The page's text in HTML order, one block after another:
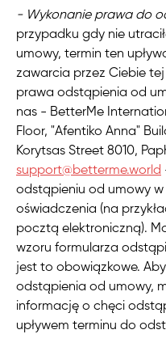
- Wykonanie prawa do
przypadku gdy nie
umowy, termin ten
zawarcia przez Ciebie
prawa odstąpienia od
nas - BetterMe
Floor, "Afentiko Anna"
Korytsas Street 8010,
support@betterme.world
odstąpieniu od umowy
oświadczenia (na
pocztą elektroniczną).
wzoru formularza
jest to obowiązkowe.
odstąpienia od umowy,
informację o chęci
upływem terminu do